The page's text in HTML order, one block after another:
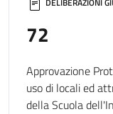
72
Approvazione
uso di locali ed
della Scuola